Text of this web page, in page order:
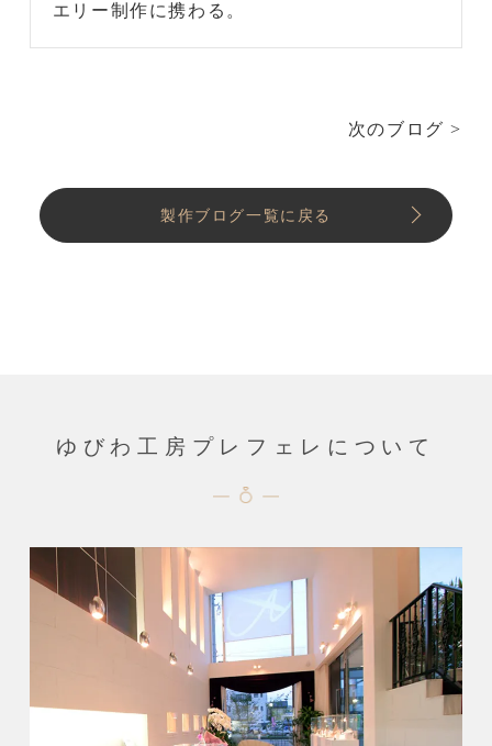
エリー制作に携わる。
次のブログ >
製作ブログ一覧に戻る
ゆびわ工房プレフェレについて